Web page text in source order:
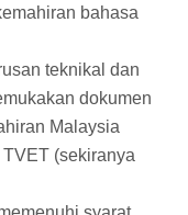
bahasa
teknikal dan
dokumen
Malaysia
(sekiranya